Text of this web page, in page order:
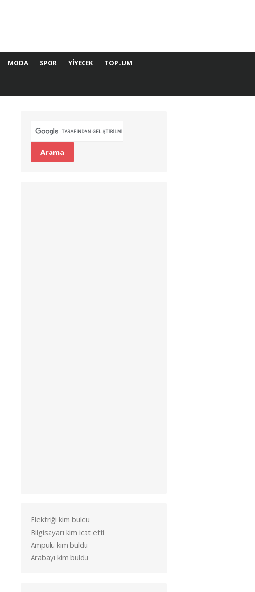
MODA SPOR YIYECEK TOPLUM
Elektriği kim buldu
Bilgisayarı kim icat etti
Ampulü kim buldu
Arabayı kim buldu